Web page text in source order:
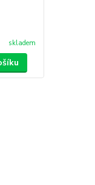
skladem